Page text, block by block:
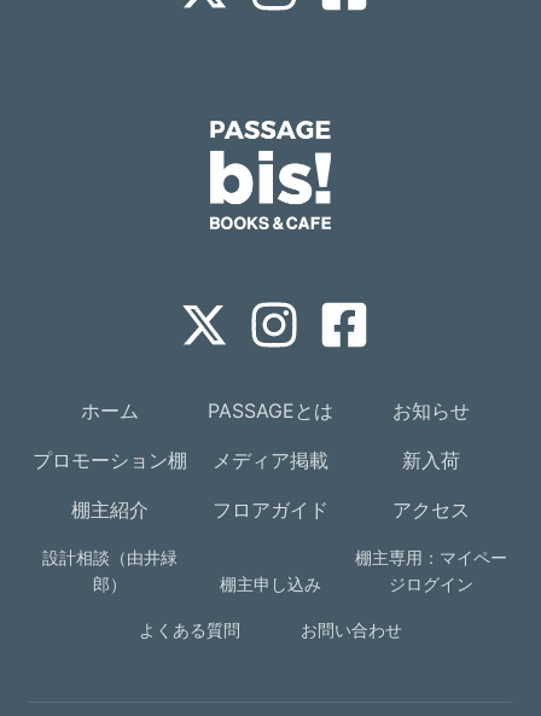
ホーム PASSAGEとは お知らせ
プロモーション棚 メディア掲載 新入荷
棚主紹介 フロアガイド アクセス
設計相談（由井緑
郎）
棚主申し込み
棚主専用：マイペー
ジログイン
よくある質問 お問い合わせ